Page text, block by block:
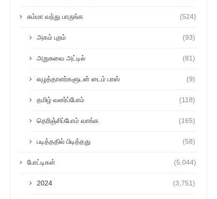
சும்மா வந்து பாருங்க (524)
அகம் புறம் (93)
அறுசுவை அட்டில் (81)
எழுத்தாளர்களுடன் டைம் பாஸ் (9)
தமிழ் வளர்ப்போம் (118)
தெரிஞ்சிப்போம் வாங்க (165)
படித்ததில் பிடித்தது (58)
போட்டிகள் (5,044)
2024 (3,751)